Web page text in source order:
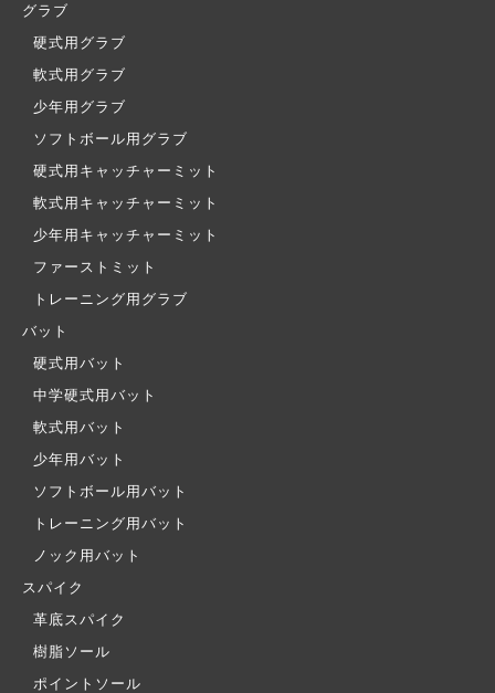
グラブ
硬式用グラブ
軟式用グラブ
少年用グラブ
ソフトボール用グラブ
硬式用キャッチャーミット
軟式用キャッチャーミット
少年用キャッチャーミット
ファーストミット
トレーニング用グラブ
バット
硬式用バット
中学硬式用バット
軟式用バット
少年用バット
ソフトボール用バット
トレーニング用バット
ノック用バット
スパイク
革底スパイク
樹脂ソール
ポイントソール